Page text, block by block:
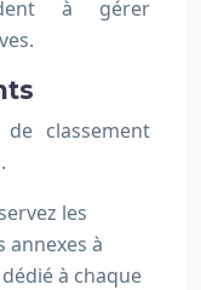
à gérer
classement
les
annexes à
à chaque